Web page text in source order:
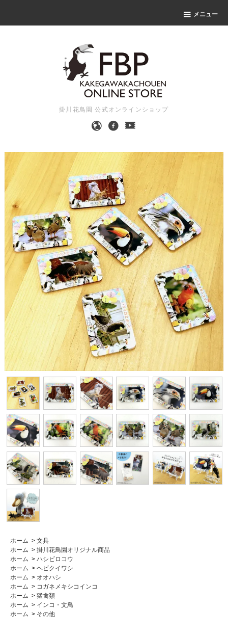
メニュー
掛川花鳥園 公式オンラインショップ
ホーム > 文具
ホーム > 掛川花鳥園オリジナル商品
ホーム > ハシビロコウ
ホーム > ヘビクイワシ
ホーム > オオハシ
ホーム > コガネメキシコインコ
ホーム > 猛禽類
ホーム > インコ・文鳥
ホーム > その他